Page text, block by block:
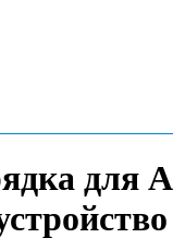
для